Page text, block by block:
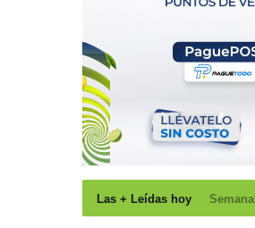
Las + Leídas hoy Semanal